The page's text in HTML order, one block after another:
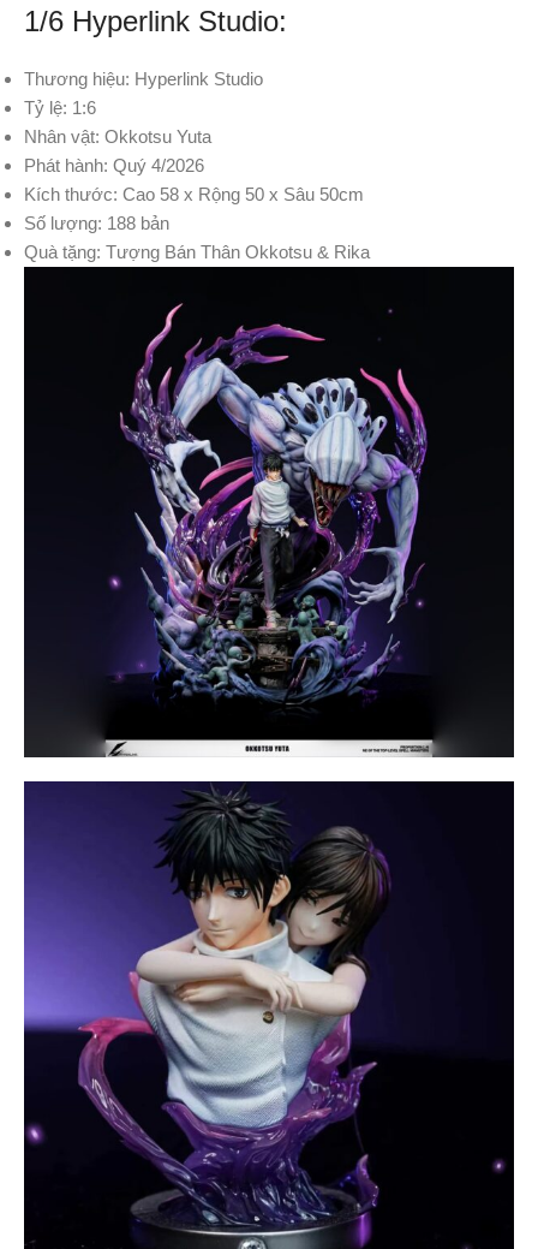
1/6 Hyperlink Studio:
Thương hiệu: Hyperlink Studio
Tỷ lệ: 1:6
Nhân vật: Okkotsu Yuta
Phát hành: Quý 4/2026
Kích thước: Cao 58 x Rộng 50 x Sâu 50cm
Số lượng: 188 bản
Quà tặng: Tượng Bán Thân Okkotsu & Rika